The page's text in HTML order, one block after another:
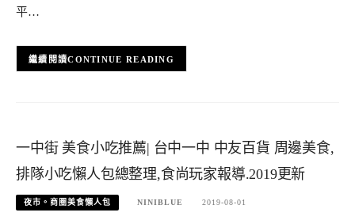
平…
CONTINUE READING
一中街 美食小吃推薦| 台中一中 中友百貨 周邊美食,
排隊小吃懶人包總整理,食尚玩家報導.2019更新
夜市。商圈美食懶人包 NINIBLUE 2019-08-01